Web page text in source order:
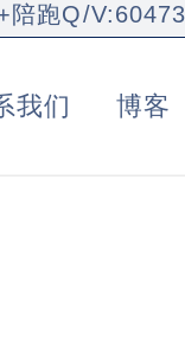
陪跑Q/
我们 博客